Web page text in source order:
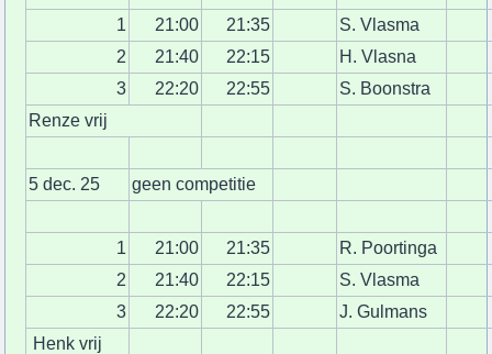
1
21:00 21:35
S. Vlasma
2
21:40 22:15
H. Vlasna
3
22:20 22:55
S. Boonstra
Renze vrij
5 dec. 25 geen competitie
1 21:00 21:35
R. Poortinga
2
21:40 22:15
S. Vlasma
3
22:20 22:55
J. Gulmans
Henk vrij